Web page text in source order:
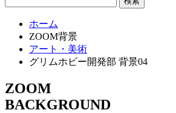
ホーム
ZOOM背景
アート・美術
グリムホビー開発部 背景04
ZOOM
BACKGROUND